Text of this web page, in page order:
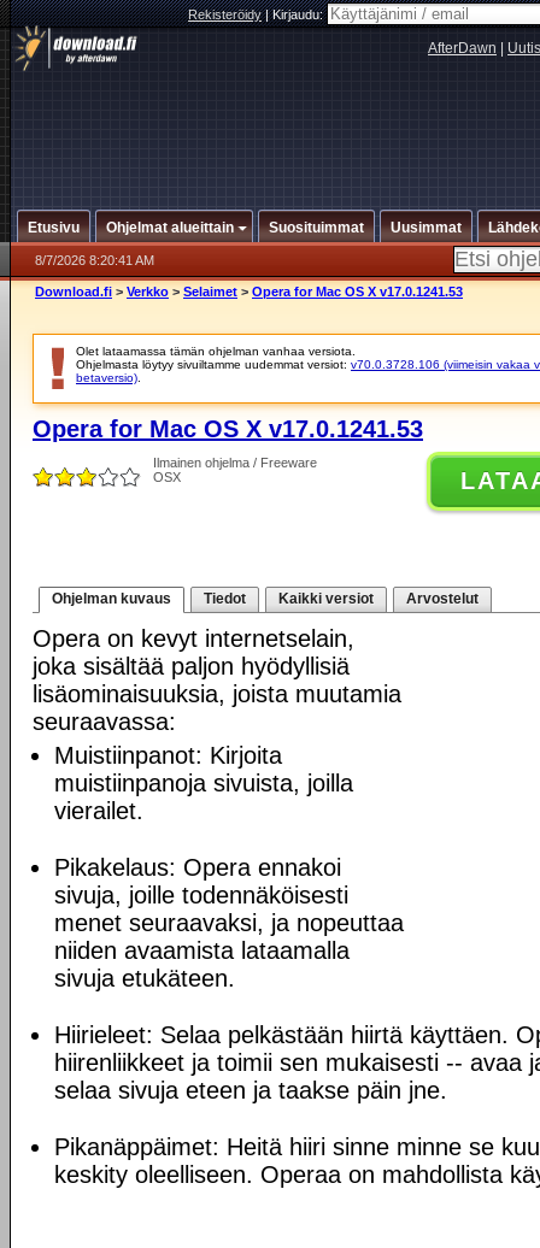
Rekisteröidy|Kirjaudu:
AfterDawn
Etusivu Ohjelmat alueittain Suosituimmat Uusimmat
8/7/2026 8:20:41 AM
Download.fi > Verkko > Selaimet > Opera for Mac OS X v17.0.1241.53
Olet lataamassa tämän ohjelman vanhaa versiota.
Ohjelmasta löytyy sivuiltamme uudemmat versiot: v70.0.3728.106 (viimeisin vakaa
betaversio)
Opera for Mac OS X v17.0.1241.53
Ilmainen ohjelma / Freeware
OSX
Ohjelman kuvaus Tiedot Kaikki versiot Arvostelut
Opera on kevyt internetselain,
joka sisältää paljon hyödyllisiä
lisäominaisuuksia, joista muutamia
seuraavassa:
Muistiinpanot: Kirjoita
muistiinpanoja sivuista, joilla
vierailet.
Pikakelaus: Opera ennakoi
sivuja, joille todennäköisesti
menet seuraavaksi, ja nopeuttaa
niiden avaamista lataamalla
sivuja etukäteen.
Hiirieleet: Selaa pelkästään hiirtä käyttäen.
hiirenliikkeet ja toimii sen mukaisesti -- avaa
selaa sivuja eteen ja taakse päin jne.
Pikanäppäimet: Heitä hiiri sinne minne se
keskity oleelliseen. Operaa on mahdollista